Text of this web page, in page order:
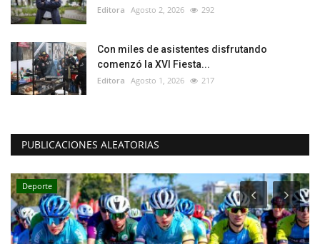
Editora Agosto 2, 2026 292
Con miles de asistentes disfrutando
comenzó la XVI Fiesta...
Editora Agosto 1, 2026 217
PUBLICACIONES ALEATORIAS
Deporte